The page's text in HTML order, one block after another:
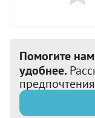
Помогите
удобнее.